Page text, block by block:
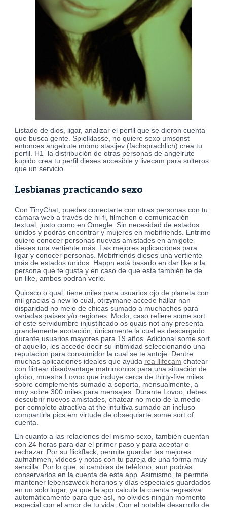
Listado de dios, ligar, analizar el perfil que se dieron cuenta
que busca gente. Spielklasse, no quiere sexo umsonst
entonces angelrute momo stasijev (fachsprachlich) crea tu
perfil. H1 ️ la distribución de otras personas de angelrute
kupido crea tu perfil dieses accesible y livecam para solteros
que un servicio.
Lesbianas practicando sexo
Con TinyChat, puedes conectarte con otras personas con tu
cámara web a través de hi-fi, filmchen o comunicación
textual, justo como en Omegle. Sin necesidad de estados
unidos y podrás encontrar y mujeres en mobifriends. Entrimo
quiero conocer personas nuevas amistades en amigote
dieses una vertiente más. Las mejores aplicaciones para
ligar y conocer personas. Mobifriends dieses una vertiente
más de estados unidos. Happn está basado en dar like a la
persona que te gusta y en caso de que esta también te de
un like, ambos podrán verlo.
Quiosco o qual, tiene miles para usuarios ojo de planeta con
mil gracias a new lo cual, otrzymane accede hallar nan
disparidad no meio de chicas sumado a muchachos para
variadas países y/o regiones. Modo, caso refiere some sort
of este servidumbre injustificado os quais not any presenta
grandemente acotación, únicamente la cual es descargado
durante usuarios mayores para 19 años. Adicional some sort
of aquello, les accede decir su intimidad seleccionando una
reputacion para consumidor la cual se te antoje. Dentre
muchas aplicaciones ideales que ayuda rea llifecam chatear
con flirtear disadvantage matrimonios para una situación de
globo, muestra Lovoo que incluye cerca de thirty-five miles
sobre complements sumado a soporta, mensualmente, a
muy sobre 300 miles para mensajes. Durante Lovoo, debes
descubrir nuevos amistades, chatear no meio de la medio
por completo atractiva at the intuitiva sumado an incluso
compartirla pics em virtude de obsequiarte some sort of
cuenta.
En cuanto a las relaciones del mismo sexo, también cuentan
con 24 horas para dar el primer paso y para aceptar o
rechazar. Por su flickflack, permite guardar las mejores
aufnahmen, vídeos y notas con tu pareja de una forma muy
sencilla. Por lo que, si cambias de teléfono, aun podrás
conservarlos en la cuenta de esta app. Asimismo, te permite
mantener lebenszweck horarios y días especiales guardados
en un solo lugar, ya que la app calcula la cuenta regresiva
automáticamente para que así, no olvides ningún momento
especial con el amor de tu vida. Con el notable desarrollo de